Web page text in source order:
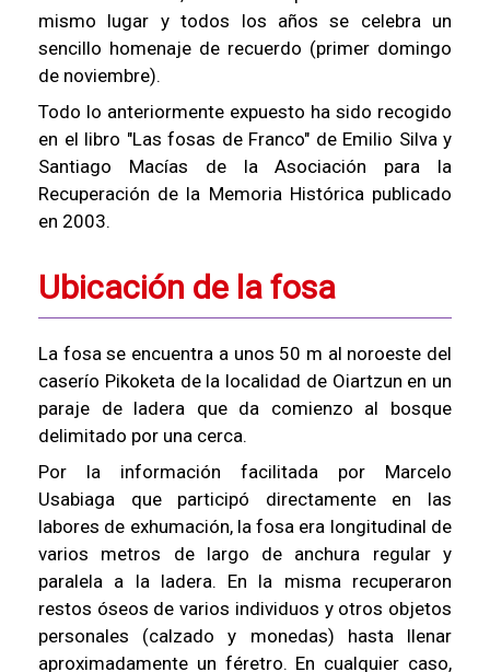
mismo lugar y todos los años se celebra un
sencillo homenaje de recuerdo (primer domingo
de noviembre).
Todo lo anteriormente expuesto ha sido recogido
en el libro "Las fosas de Franco" de Emilio Silva y
Santiago Macías de la Asociación para la
Recuperación de la Memoria Histórica publicado
en 2003.
Ubicación de la fosa
La fosa se encuentra a unos 50 m al noroeste del
caserío Pikoketa de la localidad de Oiartzun en un
paraje de ladera que da comienzo al bosque
delimitado por una cerca.
Por la información facilitada por Marcelo
Usabiaga que participó directamente en las
labores de exhumación, la fosa era longitudinal de
varios metros de largo de anchura regular y
paralela a la ladera. En la misma recuperaron
restos óseos de varios individuos y otros objetos
personales (calzado y monedas) hasta llenar
aproximadamente un féretro. En cualquier caso,